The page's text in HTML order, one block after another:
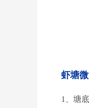
虾塘
1、塘